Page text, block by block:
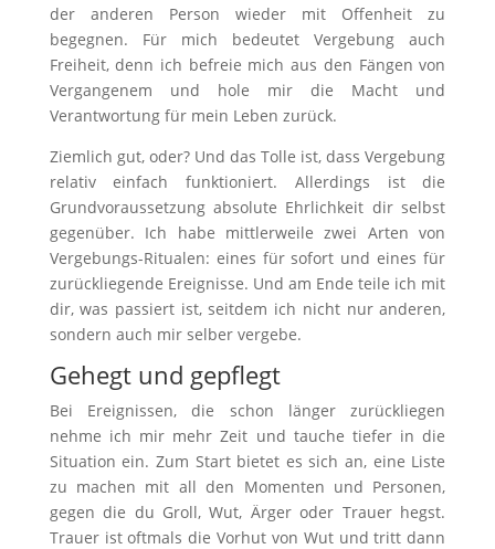
der anderen Person wieder mit Offenheit zu
begegnen. Für mich bedeutet Vergebung auch
Freiheit, denn ich befreie mich aus den Fängen von
Vergangenem und hole mir die Macht und
Verantwortung für mein Leben zurück.
Ziemlich gut, oder? Und das Tolle ist, dass Vergebung
relativ einfach funktioniert. Allerdings ist die
Grundvoraussetzung absolute Ehrlichkeit dir selbst
gegenüber. Ich habe mittlerweile zwei Arten von
Vergebungs-Ritualen: eines für sofort und eines für
zurückliegende Ereignisse. Und am Ende teile ich mit
dir, was passiert ist, seitdem ich nicht nur anderen,
sondern auch mir selber vergebe.
Gehegt und gepflegt
Bei Ereignissen, die schon länger zurückliegen
nehme ich mir mehr Zeit und tauche tiefer in die
Situation ein. Zum Start bietet es sich an, eine Liste
zu machen mit all den Momenten und Personen,
gegen die du Groll, Wut, Ärger oder Trauer hegst.
Trauer ist oftmals die Vorhut von Wut und tritt dann